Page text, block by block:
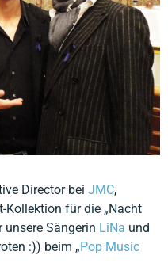
Director bei JMC,
Kollektion für die „Nacht
unsere Sängerin LiNa und
:)) beim „Pop Music